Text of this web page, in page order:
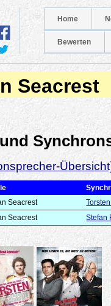
Home
Bewerten
Seacrest
Seacrest
Seacrest Stefan